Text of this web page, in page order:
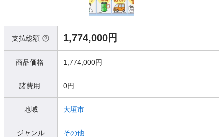
支払総額 1,774,000円
商品価格 1,774,000円
諸費用 0円
地域 大垣市
ジャンル その他